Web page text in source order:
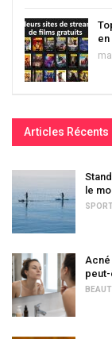
Articles Récents
le
SPORT
Acné